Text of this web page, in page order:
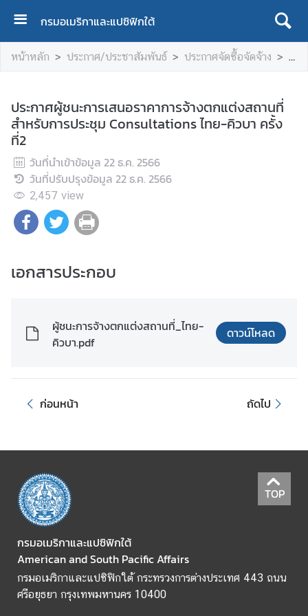
กรมอเมริกาและแปซิฟิกใต้
ห
น้
ร
ก
เ
กี่
ย
ว
กั
ร
ข้
ป
ะ
เ
ท
ศ
ค
ว
หน้าหลัก ประกาศ/ประชาสัมพันธ์ ประกาศจัดซื้อจัดจ้าง ปร
ประกาศผู้ชนะการเสนอราคาการจ้างตกแต่งสถานที่
สำหรับการประชุม Consultations ไทย-คิวบา ครั้ง
ที่2
วันที่นำเข้าข้อมูล 22 ธ.ค. 2566
วันที่ปรับปรุงข้อมูล 22 ธ.ค. 2566
2,457 view
เอกสารประกอบ
ผู้ชนะการจ้างตกแต่งสถานที่_ไทย-
คิวบา.pdf
ดาวน์โหลด
ก่อนหน้า ถัดไป
TOP
กรมอเมริกาและแปซิฟิกใต้
American and South Pacific Affairs
กรมอเมริกาและแปซิฟิกใต้ กระทรวงการต่างประเทศ 443 ถนน
ศรีอยุธยา กรุงเทพมหานคร 10400